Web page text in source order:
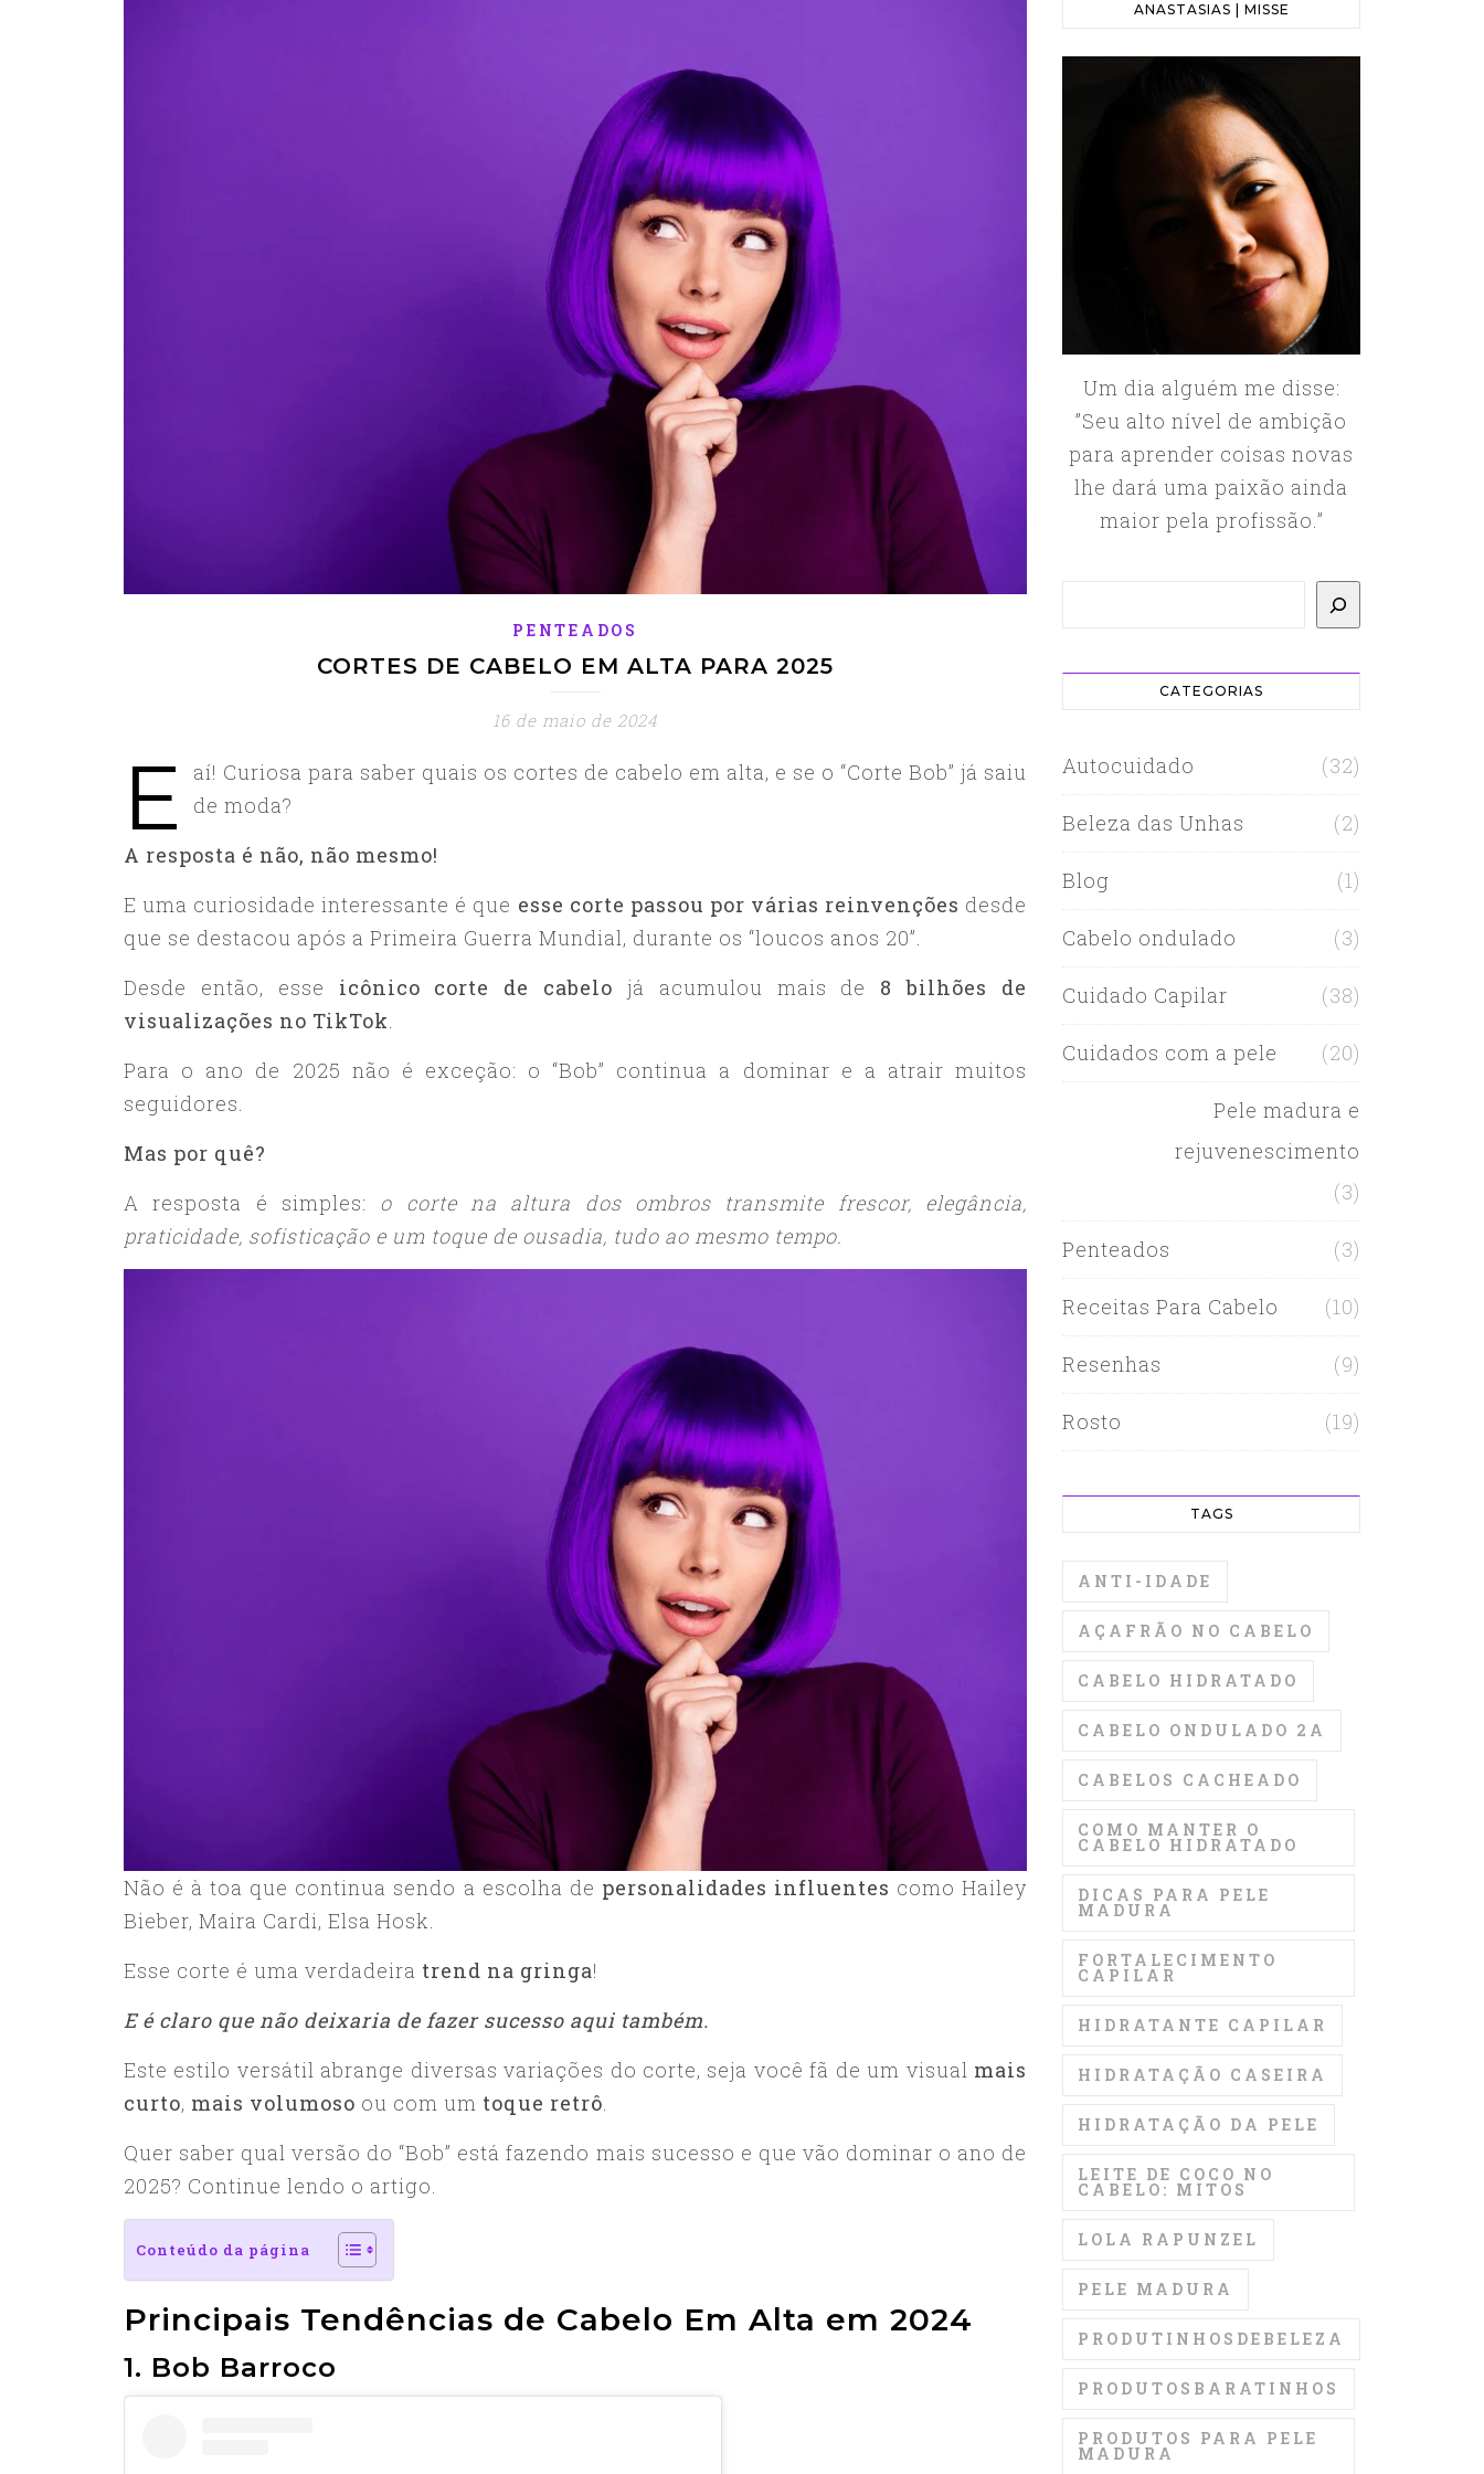
PENTEADOS
CORTES DE CABELO EM ALTA PARA 2025
16 de maio de 2024
E
aí! Curiosa para saber quais os cortes de cabelo em alta, e se o “Corte Bob” já saiu
de moda?
A resposta é não, não mesmo!
E uma curiosidade interessante é que esse corte passou por várias reinvenções desde
que se destacou após a Primeira Guerra Mundial, durante os “loucos anos 20”.
Desde então, esse icônico corte de cabelo já acumulou mais de 8 bilhões de
visualizações no TikTok
Para o ano de 2025 não é exceção: o “Bob” continua a dominar e a atrair muitos
seguidores.
Mas por quê?
A resposta é simples: o corte na altura dos ombros transmite frescor, elegância,
praticidade, sofisticação e um toque de ousadia, tudo ao mesmo tempo.
Não é à toa que continua sendo a escolha de personalidades influentes como Hailey
Bieber, Maira Cardi, Elsa Hosk.
Esse corte é uma verdadeira trend na gringa!
E é claro que não deixaria de fazer sucesso aqui também.
Este estilo versátil abrange diversas variações do corte, seja você fã de um visual mais
curto, mais volumoso ou com um toque retrô.
Quer saber qual versão do “Bob” está fazendo mais sucesso e que vão dominar o ano de
2025? Continue lendo o artigo.
Conteúdo da página
Principais Tendências de Cabelo Em Alta em 2024
1. Bob Barroco
ANASTASIAS | MISSE
Um dia alguém me disse:
”Seu alto nível de ambição
para aprender coisas novas
lhe dará uma paixão ainda
maior pela profissão.”
CATEGORIAS
Autocuidado (32)
Beleza das Unhas (2)
Blog (1)
Cabelo ondulado (3)
Cuidado Capilar (38)
Cuidados com a pele (20)
Pele madura e
rejuvenescimento
(3)
Penteados (3)
Receitas Para Cabelo (10)
Resenhas (9)
Rosto (19)
TAGS
ANTI-IDADE
AÇAFRÃO NO CABELO
CABELO HIDRATADO
CABELO ONDULADO 2A
CABELOS CACHEADO
COMO MANTER O
CABELO HIDRATADO
DICAS PARA PELE
MADURA
FORTALECIMENTO
CAPILAR
HIDRATANTE CAPILAR
HIDRATAÇÃO CASEIRA
HIDRATAÇÃO DA PELE
LEITE DE COCO NO
CABELO: MITOS
LOLA RAPUNZEL
PELE MADURA
PRODUTINHOSDEBELEZA
PRODUTOSBARATINHOS
PRODUTOS PARA PELE
MADURA